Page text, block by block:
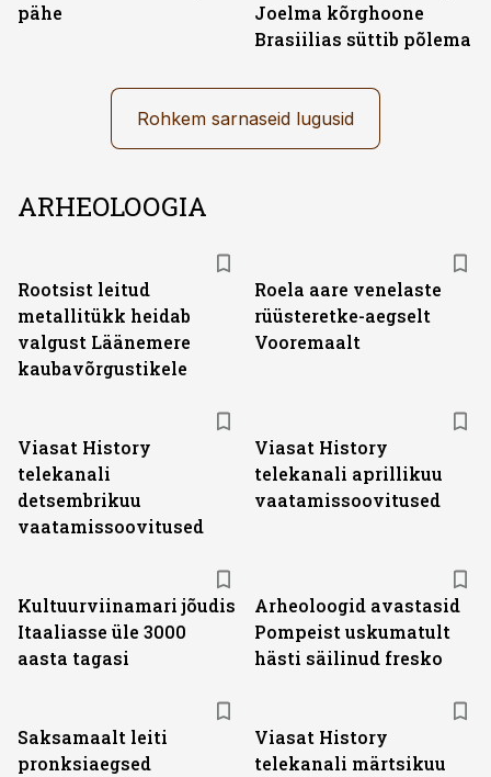
pähe
Joelma kõrghoone
Brasiilias süttib põlema
Rohkem sarnaseid lugusid
ARHEOLOOGIA
Rootsist leitud
metallitükk heidab
valgust Läänemere
kaubavõrgustikele
Roela aare venelaste
rüüsteretke-aegselt
Vooremaalt
Viasat History
telekanali
detsembrikuu
vaatamissoovitused
Viasat History
telekanali aprillikuu
vaatamissoovitused
Kultuurviinamari jõudis
Itaaliasse üle 3000
aasta tagasi
Arheoloogid avastasid
Pompeist uskumatult
hästi säilinud fresko
Saksamaalt leiti
pronksiaegsed
Viasat History
telekanali märtsikuu